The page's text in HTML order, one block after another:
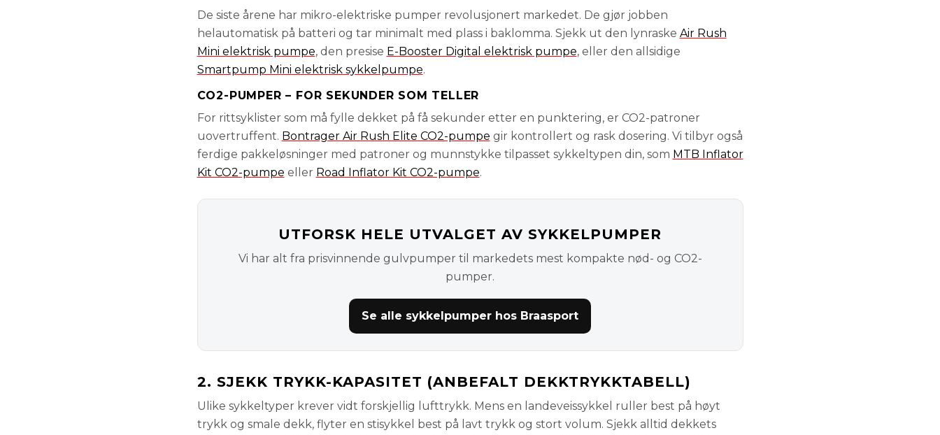
De siste årene har mikro-elektriske pumper revolusjonert markedet. De gjør jobben
helautomatisk på batteri og tar minimalt med plass i baklomma. Sjekk ut den lynraske Air Rush
Mini elektrisk pumpe, den presise E-Booster Digital elektrisk pumpe, eller den allsidige
Smartpump Mini elektrisk sykkelpumpe.
CO2-PUMPER – FOR SEKUNDER SOM TELLER
For rittsyklister som må fylle dekket på få sekunder etter en punktering, er CO2-patroner
uovertruffent. Bontrager Air Rush Elite CO2-pumpe gir kontrollert og rask dosering. Vi tilbyr også
ferdige pakkeløsninger med patroner og munnstykke tilpasset sykkeltypen din, som MTB Inflator
Kit CO2-pumpe eller Road Inflator Kit CO2-pumpe.
UTFORSK HELE UTVALGET AV SYKKELPUMPER
Vi har alt fra prisvinnende gulvpumper til markedets mest kompakte nød- og CO2-
pumper.
Se alle sykkelpumper hos Braasport
2. SJEKK TRYKK-KAPASITET (ANBEFALT DEKKTRYKKTABELL)
Ulike sykkeltyper krever vidt forskjellig lufttrykk. Mens en landeveissykkel ruller best på høyt
trykk og smale dekk, flyter en stisykkel best på lavt trykk og stort volum. Sjekk alltid dekkets